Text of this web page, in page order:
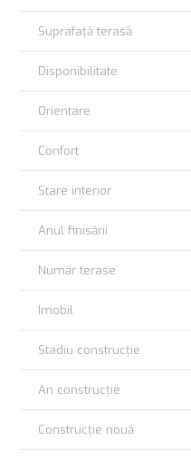
Suprafață terasă
Disponibilitate
Orientare
Confort
Stare interior
Anul finisării
Număr terase
Imobil
Stadiu construcție
An construcție
Construcție nouă